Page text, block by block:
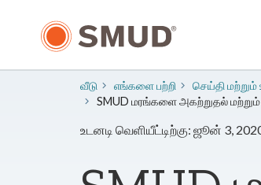
உள்ளடக்கத்திற்கு
வீடு எங்களை பற்றி ​செய்தி
SMUD மரங்களை அகற்றுதல் மற்றும்
உடனடி வெளியீட்டிற்கு: ஜூன் 3,